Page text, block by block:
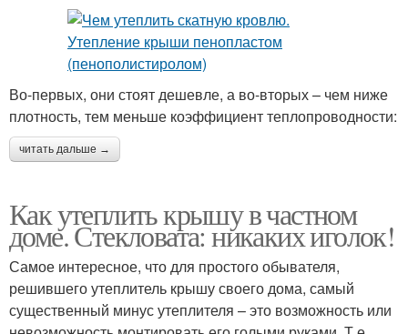
Во-первых, они стоят дешевле, а во-вторых – чем ниже
плотность, тем меньше коэффициент теплопроводности:
читать дальше →
Как утеплить крышу в частном
доме. Стекловата: никаких иголок!
Самое интересное, что для простого обывателя,
решившего утеплитель крышу своего дома, самый
существенный минус утеплителя – это возможность или